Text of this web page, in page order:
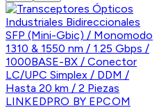
LINKEDPRO BY EPCOM